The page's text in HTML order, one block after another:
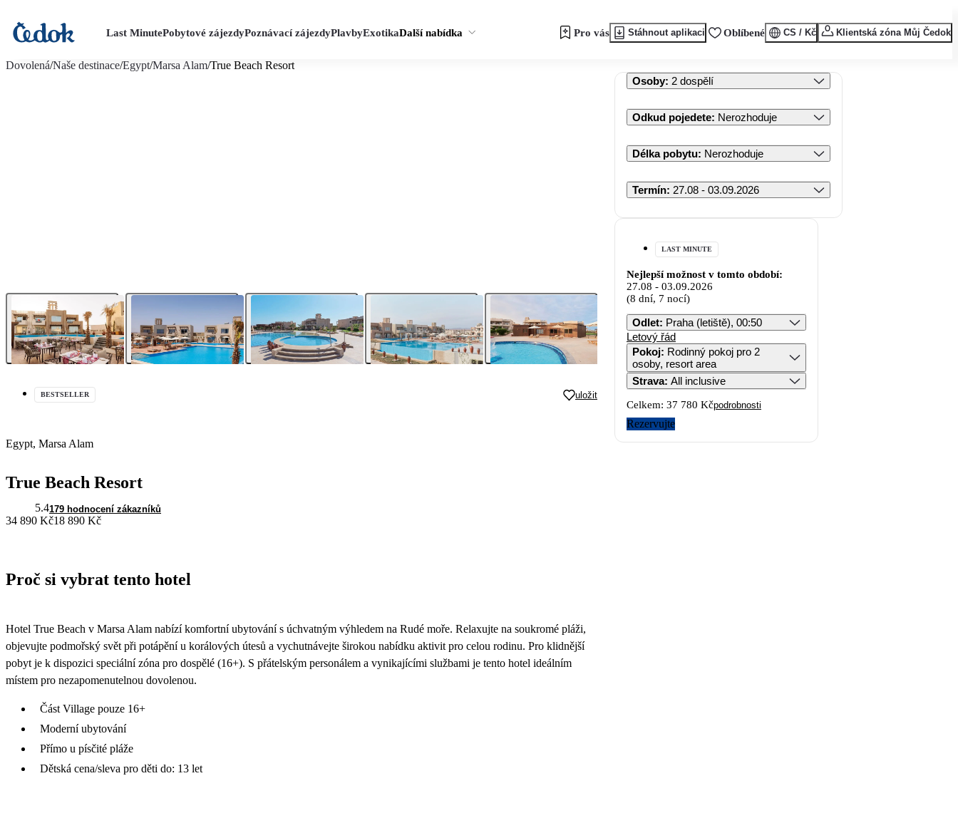
Last MinutePobytové zájezdyPoznávací zájezdyPlavbyExotikaDalší nabídka Pro vás Stáhnout aplikaci Oblíbené CS / Kč Klientská zóna Můj Čedok
Dovolená/Naše destinace/Egypt/Marsa Alam/True Beach Resort
BESTSELLER uložit
Egypt, Marsa Alam
True Beach Resort
5.4179 hodnocení zákazníků
34 890 Kč18 890 Kč
Proč si vybrat tento hotel
Hotel True Beach v Marsa Alam nabízí komfortní ubytování s úchvatným výhledem na Rudé moře. Relaxujte na soukromé pláži,
objevujte podmořský svět při potápění u korálových útesů a vychutnávejte širokou nabídku aktivit pro celou rodinu. Pro klidnější
pobyt je k dispozici speciální zóna pro dospělé (16+). S přátelským personálem a vynikajícími službami je tento hotel ideálním
místem pro nezapomenutelnou dovolenou.
Část Village pouze 16+
Moderní ubytování
Přímo u písčité pláže
Dětská cena/sleva pro děti do: 13 let
Osoby: 2 dospělí
Odkud pojedete: Nerozhoduje
Délka pobytu: Nerozhoduje
Termín: 27.08 - 03.09.2026
LAST MINUTE
Nejlepší možnost v tomto období:
27.08 - 03.09.2026
(8 dní, 7 nocí)
Odlet: Praha (letiště), 00:50
Letový řád
Pokoj: Rodinný pokoj pro 2
osoby, resort area
Strava: All inclusive
Celkem: 37 780 Kčpodrobnosti
Rezervujte